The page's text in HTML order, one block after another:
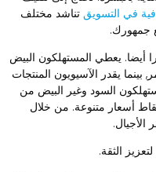
في التسويقتناشد مختلف
يعطي المستهلكون البيض
بينما يقدر الآسيويون المنتجات
السود وغير البيض من
أسعار متنوعة. من خلال
الثقة.